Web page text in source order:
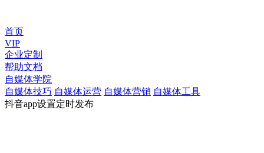
首页
VIP
企业定制
帮助文档
自媒体学院
自媒体技巧 自媒体运营 自媒体营销 自媒体工具
抖音app设置定时发布